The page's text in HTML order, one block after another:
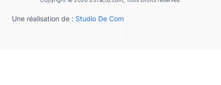
Une réalisation de : Studio De Com